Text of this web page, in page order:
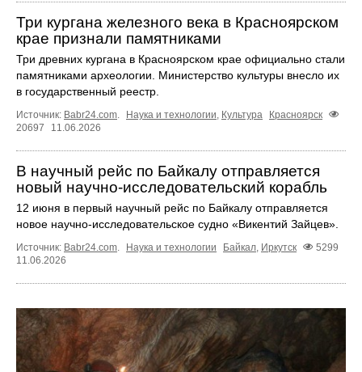
Три кургана железного века в Красноярском
крае признали памятниками
Три древних кургана в Красноярском крае официально стали
памятниками археологии. Министерство культуры внесло их
в государственный реестр.
Источник: Babr24.com Наука и технологии Культура
Красноярск
20697
11.06.2026
В научный рейс по Байкалу отправляется
новый научно‑исследовательский корабль
12 июня в первый научный рейс по Байкалу отправляется
новое научно‑исследовательское судно «Викентий Зайцев».
Источник: Babr24.com. Наука и технологии Байкал, Иркутск
5299
11.06.2026